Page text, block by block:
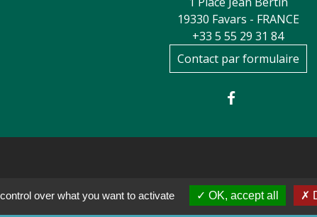
19330 Favars - FRANCE
+33 5 55 29 31 84
Contact par formulaire
over what you want to activate OK, accept all